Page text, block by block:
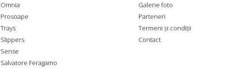
Omnia
Prosoape
Trays
Slippers
Sense
Salvatore Feragamo
Galerie foto
Parteneri
Termeni și condiții
Contact